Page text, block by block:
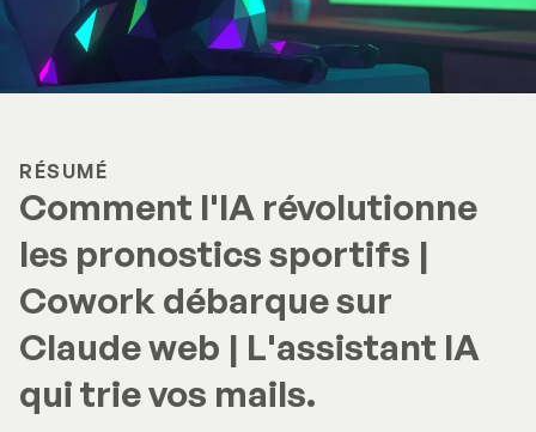
RÉSUMÉ
Comment l'IA révolutionne
les pronostics sportifs |
Cowork débarque sur
Claude web | L'assistant IA
qui trie vos mails.